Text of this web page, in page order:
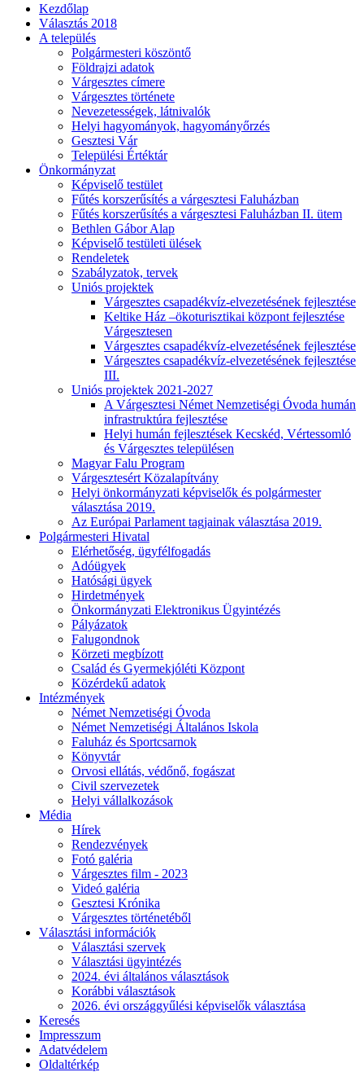
Kezdőlap
Választás 2018
A település
Polgármesteri köszöntő
Földrajzi adatok
Várgesztes címere
Várgesztes története
Nevezetességek, látnivalók
Helyi hagyományok, hagyományőrzés
Gesztesi Vár
Települési Értéktár
Önkormányzat
Képviselő testület
Fűtés korszerűsítés a várgesztesi Faluházban
Fűtés korszerűsítés a várgesztesi Faluházban II. ütem
Bethlen Gábor Alap
Képviselő testületi ülések
Rendeletek
Szabályzatok, tervek
Uniós projektek
Várgesztes csapadékvíz-elvezetésének fejlesztése
Keltike Ház –ökoturisztikai központ fejlesztése
Várgesztesen
Várgesztes csapadékvíz-elvezetésének fejlesztése
Várgesztes csapadékvíz-elvezetésének fejlesztése
III.
Uniós projektek 2021-2027
A Várgesztesi Német Nemzetiségi Óvoda humán
infrastruktúra fejlesztése
Helyi humán fejlesztések Kecskéd, Vértessomló
és Várgesztes településen
Magyar Falu Program
Várgesztesért Közalapítvány
Helyi önkormányzati képviselők és polgármester
választása 2019.
Az Európai Parlament tagjainak választása 2019.
Polgármesteri Hivatal
Elérhetőség, ügyfélfogadás
Adóügyek
Hatósági ügyek
Hirdetmények
Önkormányzati Elektronikus Ügyintézés
Pályázatok
Falugondnok
Körzeti megbízott
Család és Gyermekjóléti Központ
Közérdekű adatok
Intézmények
Német Nemzetiségi Óvoda
Német Nemzetiségi Általános Iskola
Faluház és Sportcsarnok
Könyvtár
Orvosi ellátás, védőnő, fogászat
Civil szervezetek
Helyi vállalkozások
Média
Hírek
Rendezvények
Fotó galéria
Várgesztes film - 2023
Videó galéria
Gesztesi Krónika
Várgesztes történetéből
Választási információk
Választási szervek
Választási ügyintézés
2024. évi általános választások
Korábbi választások
2026. évi országgyűlési képviselők választása
Keresés
Impresszum
Adatvédelem
Oldaltérkép